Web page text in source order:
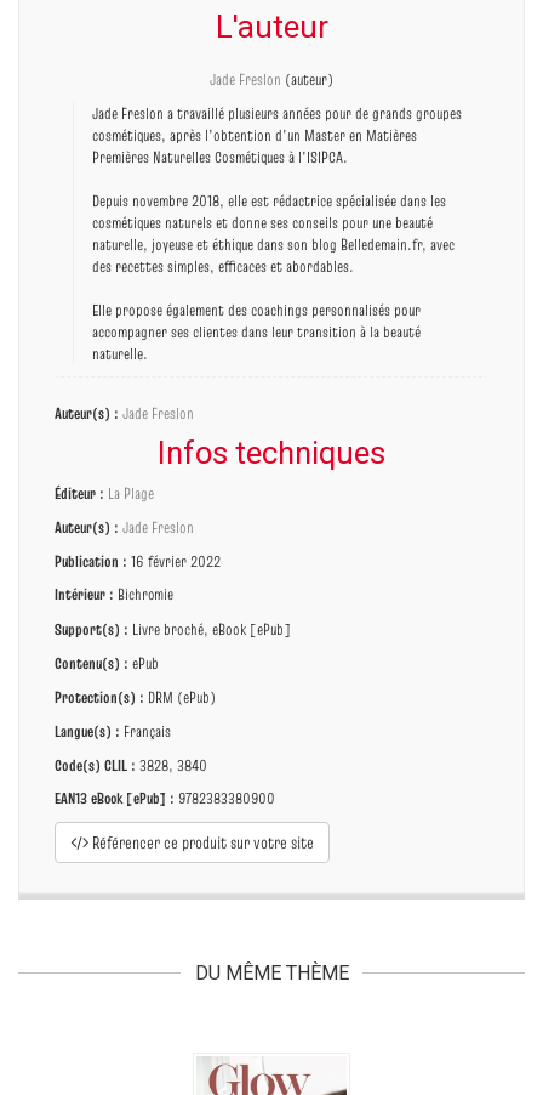
L'auteur
Jade Freslon (auteur)
Jade Freslon a travaillé plusieurs années pour de grands groupes
cosmétiques, après l'obtention d'un Master en Matières
Premières Naturelles Cosmétiques à l'ISIPCA.
Depuis novembre 2018, elle est rédactrice spécialisée dans les
cosmétiques naturels et donne ses conseils pour une beauté
naturelle, joyeuse et éthique dans son blog Belledemain.fr, avec
des recettes simples, efficaces et abordables.
Elle propose également des coachings personnalisés pour
accompagner ses clientes dans leur transition à la beauté
naturelle.
Auteur(s) : Jade Freslon
Infos techniques
Éditeur : La Plage
Auteur(s) : Jade Freslon
Publication : 16 février 2022
Intérieur : Bichromie
Support(s) : Livre broché, eBook [ePub]
Contenu(s) : ePub
Protection(s) : DRM (ePub)
Langue(s) : Français
Code(s) CLIL : 3828, 3840
EAN13 eBook [ePub] : 9782383380900
Référencer ce produit sur votre site
DU MÊME THÈME